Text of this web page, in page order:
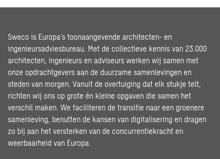
Sweco is Europa’s toonaangevende architecten- en
ingenieursadviesbureau. Met de collectieve kennis van 23.000
architecten, ingenieurs en adviseurs werken wij samen met
onze opdrachtgevers aan de duurzame samenlevingen en
steden van morgen. Vanuit de overtuiging dat elk stukje telt,
richten wij ons op grote én kleine opgaven die samen het
verschil maken. We faciliteren de transitie naar een groenere
samenleving, benutten de kansen van digitalisering en dragen
zo bij aan het versterken van de concurrentiekracht en
weerbaarheid van Europa.